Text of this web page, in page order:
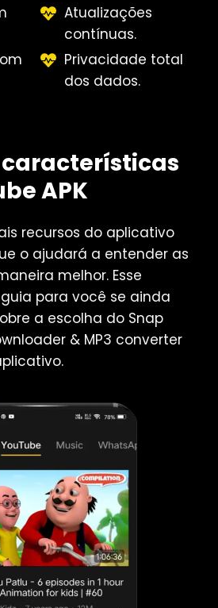
Atualizações
contínuas.
Privacidade total
dos dados.
APK
recursos do aplicativo
o ajudará a entender as
melhor. Esse
para você se ainda
a escolha do Snap
& MP3 converter